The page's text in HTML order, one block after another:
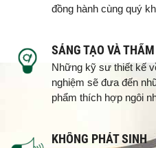
đồng hành cùng quý
SÁNG TẠO VÀ
Những kỹ sư thiết kế
nghiệm sẽ đưa đến
phẩm thích hợp ngôi
KHÔNG PHÁT SINH